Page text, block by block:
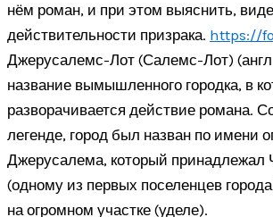
нём роман, и при этом выяснить,
действительности призрака. https://
Джерусалемс-Лот (Салемс-Лот)
название вымышленного городка, в
разворачивается действие романа.
легенде, город был назван по имени
Джерусалема, который принадлежал
(одному из первых поселенцев
на огромном участке (уделе).